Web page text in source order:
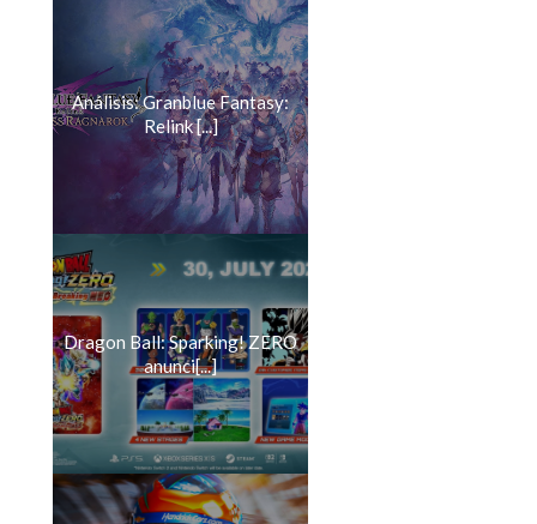
Análisis: Granblue Fantasy:
Relink [...]
Dragon Ball: Sparking! ZERO
anunci[...]